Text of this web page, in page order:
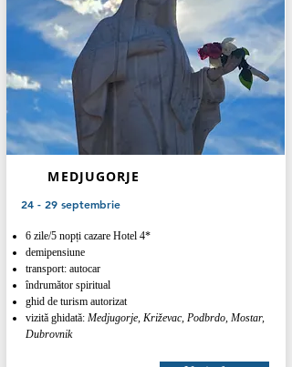
MEDJUGORJE
24 - 29 septembrie
6 zile/5 nopți cazare Hotel 4*
demipensiune
transport: autocar
îndrumător spiritual
ghid de turism autorizat
vizită ghidată: Medjugorje, Križevac, Podbrdo, Mostar,
Dubrovnik